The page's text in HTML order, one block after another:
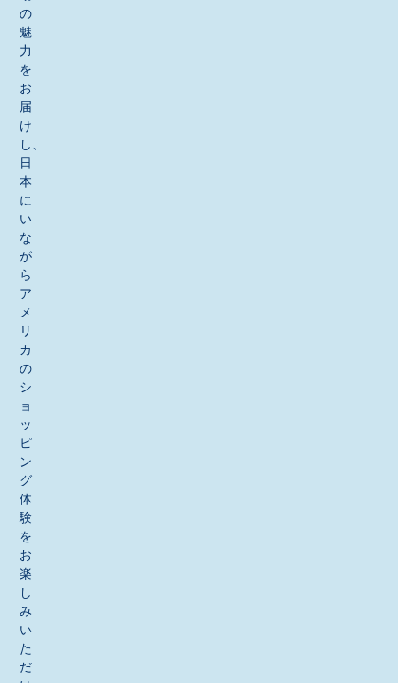
の
魅
力
を
お
届
け
し、
日
本
に
い
な
が
ら
ア
メ
リ
カ
の
シ
ョ
ッ
ピ
ン
グ
体
験
を
お
楽
し
み
い
た
だ